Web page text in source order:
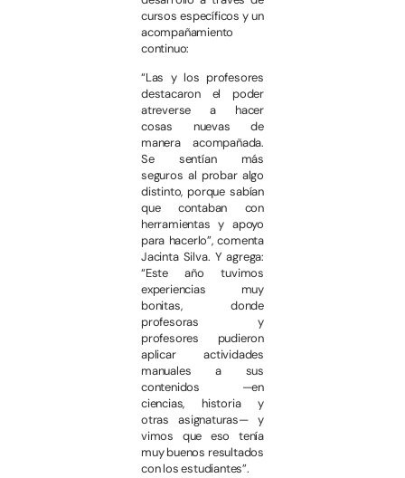
cursos específicos y un
acompañamiento
continuo:
“Las y los profesores
destacaron el poder
atreverse a hacer
cosas nuevas de
manera acompañada.
Se sentían más
seguros al probar algo
distinto, porque sabían
que contaban con
herramientas y apoyo
para hacerlo”, comenta
Jacinta Silva. Y agrega:
“Este año tuvimos
experiencias muy
bonitas, donde
profesoras y
profesores pudieron
aplicar actividades
manuales a sus
contenidos —en
ciencias, historia y
otras asignaturas— y
vimos que eso tenía
muy buenos resultados
con los estudiantes”.